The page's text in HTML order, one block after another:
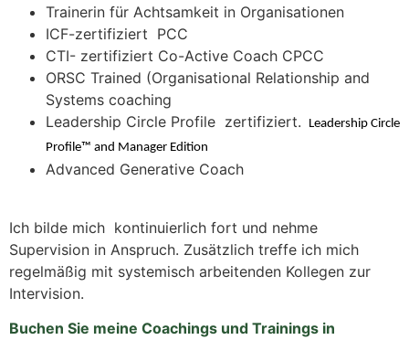
Trainerin für Achtsamkeit in Organisationen
ICF-zertifiziert PCC
CTI- zertifiziert Co-Active Coach CPCC
ORSC Trained (Organisational Relationship and
Systems coaching
Leadership Circle Profile zertifiziert.
Leadership Circle
Profile™ and Manager Edition
Advanced Generative Coach
Ich bilde mich kontinuierlich fort und nehme
Supervision in Anspruch. Zusätzlich treffe ich mich
regelmäßig mit systemisch arbeitenden Kollegen zur
Intervision.
Buchen Sie meine Coachings und Trainings in